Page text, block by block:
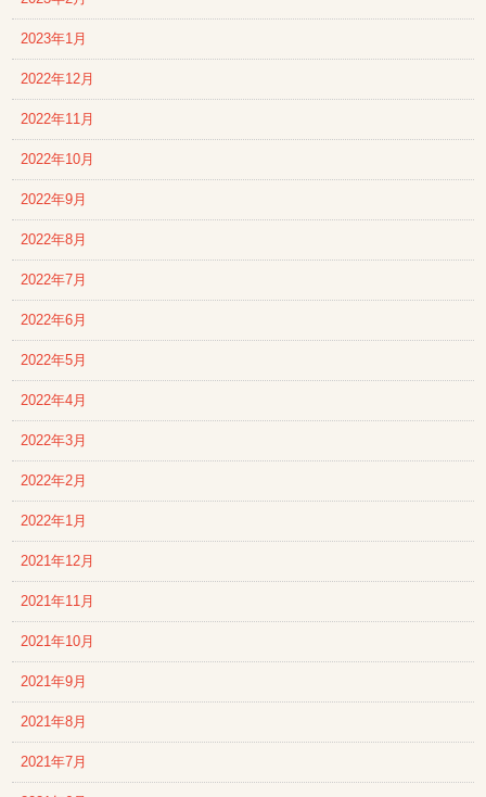
2023年1月
2022年12月
2022年11月
2022年10月
2022年9月
2022年8月
2022年7月
2022年6月
2022年5月
2022年4月
2022年3月
2022年2月
2022年1月
2021年12月
2021年11月
2021年10月
2021年9月
2021年8月
2021年7月